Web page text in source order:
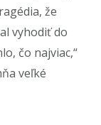
že
vyhodiť do
čo najviac,“
veľké